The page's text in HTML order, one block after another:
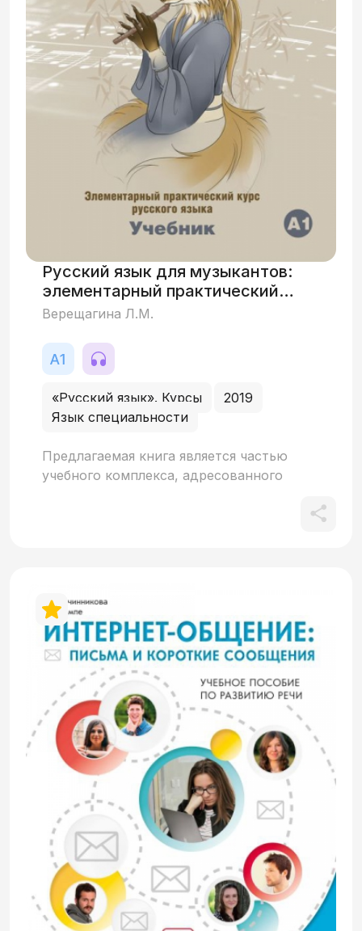
Русский язык для музыкантов:
элементарный практический
курс русского языка
Верещагина Л.М.
«Русский язык». Курсы
2019
Язык специальности
Предлагаемая книга является частью
учебного комплекса, адресованного
профессионального общения. Учебный
комплекс обеспечивает формирование
речевых навыков и языковой
компетенции в объёме уровня А1.
Состоит из двух книг: учебника и
рабочей тетради. Учебник включает 14
уроков и предназначен для занятий под
руководством преподавателя. Уроки
насыщены диалогами, отражающими
реальное общение музыкантов, а также
текстами, которые погружают учащихся
в интересный для них мир музыки.
Задания направлены на активную
отработку профессиональной лексики и
формирование грамматических навыков,
а также речевых умений, важных для
музыкантов различных специальностей.